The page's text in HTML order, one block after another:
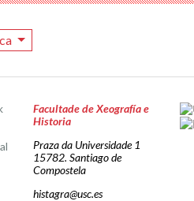
Facultade de Xeografía e
Historia
Praza da Universidade 1
15782. Santiago de
Compostela
histagra@usc.es